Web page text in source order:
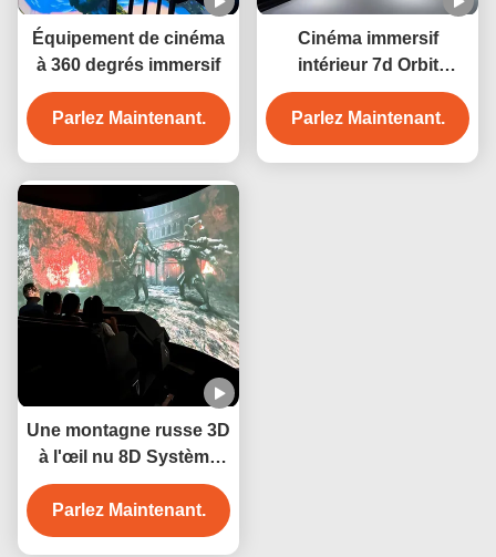
Équipement de cinéma
à 360 degrés immersif
Parlez Maintenant.
Cinéma immersif
intérieur 7d Orbit
Cinéma projection
interactive
Parlez Maintenant.
Une montagne russe 3D
à l'œil nu 8D Système
de cinéma en
mouvement
Parlez Maintenant.